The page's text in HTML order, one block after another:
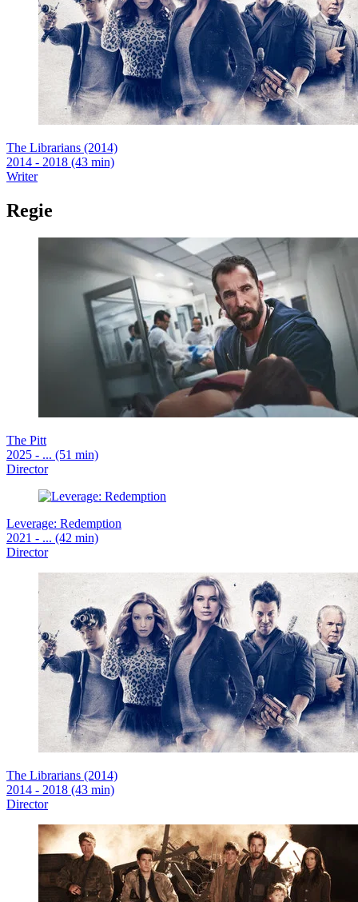
The Librarians (2014)
2014 - 2018 (43 min)
Writer
Regie
The Pitt
2025 - ... (51 min)
Director
Leverage: Redemption
2021 - ... (42 min)
Director
The Librarians (2014)
2014 - 2018 (43 min)
Director